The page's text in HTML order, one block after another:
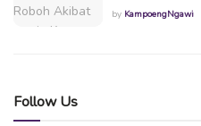
by KampoengNgawi
Follow Us